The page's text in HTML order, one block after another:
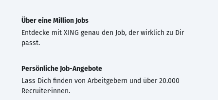
Über eine Million Jobs
Entdecke mit XING genau den Job, der wirklich zu Dir
passt.
Persönliche Job-Angebote
Lass Dich finden von Arbeitgebern und über 20.000
Recruiter·innen.